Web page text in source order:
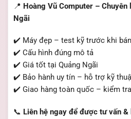
📍 Hoàng Vũ Computer –
Ngãi
✔️ Máy đẹp – test kỹ trước khi bán
✔️ Cấu hình đúng mô tả
✔️ Giá tốt tại Quảng Ngãi
✔️ Bảo hành uy tín – hỗ trợ kỹ
✔️ Giao hàng toàn quốc – kiểm
📞 Liên hệ ngay để được tư vấn